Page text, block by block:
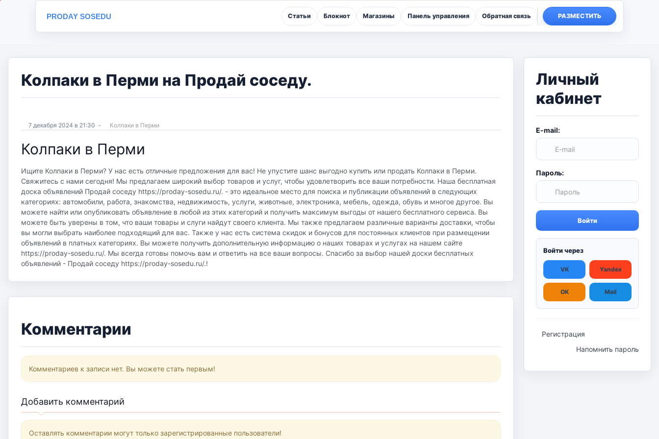
PRODAY SOSEDU Статьи Блокнот Магазины Панель управления Обратная связь РАЗМЕСТИТЬ
Колпаки в Перми на Продай соседу.
7 декабря 2024 в 21:30 - Колпаки в Перми
Колпаки в Перми
Ищите Колпаки в Перми? У нас есть отличные предложения для вас! Не упустите шанс выгодно купить или продать Колпаки в Перми.
Свяжитесь с нами сегодня! Мы предлагаем широкий выбор товаров и услуг, чтобы удовлетворить все ваши потребности. Наша бесплатная
доска объявлений Продай соседу https://proday-sosedu.ru/. - это идеальное место для поиска и публикации объявлений в следующих
категориях: автомобили, работа, знакомства, недвижимость, услуги, животные, электроника, мебель, одежда, обувь и многое другое. Вы
можете найти или опубликовать объявление в любой из этих категорий и получить максимум выгоды от нашего бесплатного сервиса. Вы
можете быть уверены в том, что ваши товары и слуги найдут своего клиента. Мы также предлагаем различные варианты доставки, чтобы
вы могли выбрать наиболее подходящий для вас. Также у нас есть система скидок и бонусов для постоянных клиентов при размещении
объявлений в платных категориях. Вы можете получить дополнительную информацию о наших товарах и услугах на нашем сайте
https://proday-sosedu.ru/. Мы всегда готовы помочь вам и ответить на все ваши вопросы. Спасибо за выбор нашей доски бесплатных
объявлений - Продай соседу https://proday-sosedu.ru/.!
Комментарии
Комментариев к записи нет. Вы можете стать первым!
Добавить комментарий
Оставлять комментарии могут только зарегистрированные пользователи!
Личный
кабинет
E-mail:
Пароль:
Войти
Войти через
VK Yandex
OK Mail
Регистрация
Напомнить пароль